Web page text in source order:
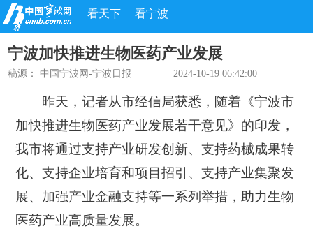
看天下 看宁波
宁波加快推进生物医药产业发展
稿源：中国宁波网-宁波日报 2024-10-19 06:42:00
昨天，记者从市经信局获悉，随着《宁波市
加快推进生物医药产业发展若干意见》的印发，
我市将通过支持产业研发创新、支持药械成果转
化、支持企业培育和项目招引、支持产业集聚发
展、加强产业金融支持等一系列举措，助力生物
医药产业高质量发展。